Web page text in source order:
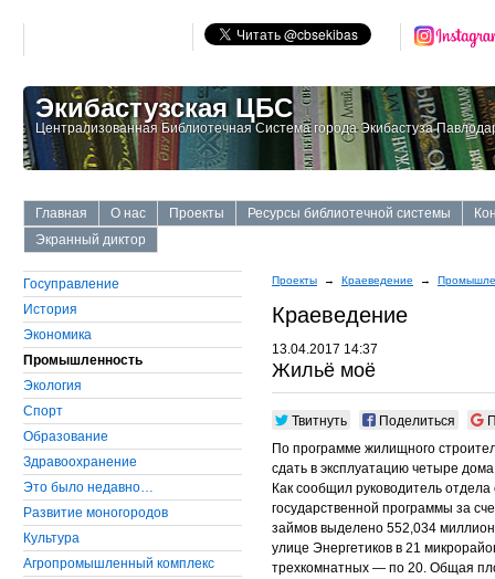
Экибастузская ЦБС
Централизованная Библиотечная Система города Экибастуза
Главная О нас Проекты Ресурсы библиотечной системы
Экранный диктор
Госуправление
История
Экономика
Промышленность
Экология
Cпорт
Образование
Здравоохранение
Это было недавно…
Развитие моногородов
Культура
Агропромышленный комплекс
Проекты → Краеведение →
Краеведение
13.04.2017 14:37
Жильё моё
Твитнуть Поделиться
По программе жилищного
сдать в эксплуатацию четыре
Как сообщил руководитель
государственной программы за
займов выделено 552,034
улице Энергетиков в 21
трехкомнатных — по 20. Общая